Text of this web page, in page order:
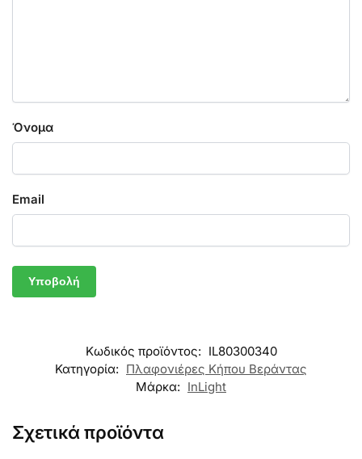
Όνομα
Email
Κωδικός προϊόντος: IL80300340
Κατηγορία: Πλαφονιέρες Κήπου Βεράντας
Μάρκα: InLight
Σχετικά προϊόντα